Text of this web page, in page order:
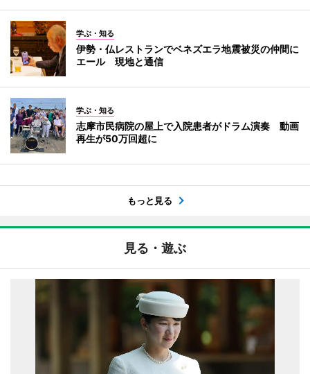
学ぶ・知る
伊勢・仏レストランでベネズエラ地震被災の仲間に
エール 現地と通信
学ぶ・知る
志摩市民病院の屋上で入院患者がドラム演奏 動画
再生が50万回超に
もっと見る
見る・遊ぶ